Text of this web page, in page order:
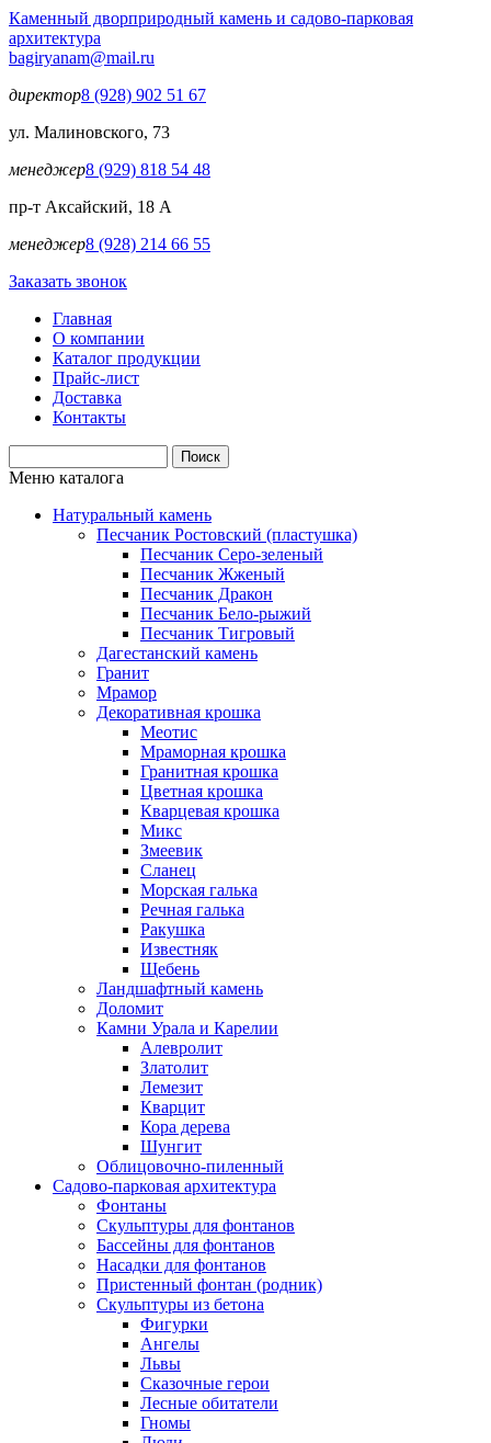
Перейти к основному содержанию
Каменный дворприродный камень и садово-парковая
архитектура
bagiryanam@mail.ru
директор8 (928) 902 51 67
ул. Малиновского, 73
менеджер8 (929) 818 54 48
пр-т Аксайский, 18 А
менеджер8 (928) 214 66 55
Заказать звонок
Главная
О компании
Каталог продукции
Прайс-лист
Доставка
Контакты
Форма поиска
Меню каталога
Натуральный камень
Песчаник Ростовский (пластушка)
Песчаник Серо-зеленый
Песчаник Жженый
Песчаник Дракон
Песчаник Бело-рыжий
Песчаник Тигровый
Дагестанский камень
Гранит
Мрамор
Декоративная крошка
Меотис
Мраморная крошка
Гранитная крошка
Цветная крошка
Кварцевая крошка
Микс
Змеевик
Сланец
Морская галька
Речная галька
Ракушка
Известняк
Щебень
Ландшафтный камень
Доломит
Камни Урала и Карелии
Алевролит
Златолит
Лемезит
Кварцит
Кора дерева
Шунгит
Облицовочно-пиленный
Садово-парковая архитектура
Фонтаны
Скульптуры для фонтанов
Бассейны для фонтанов
Насадки для фонтанов
Пристенный фонтан (родник)
Скульптуры из бетона
Фигурки
Ангелы
Львы
Сказочные герои
Лесные обитатели
Гномы